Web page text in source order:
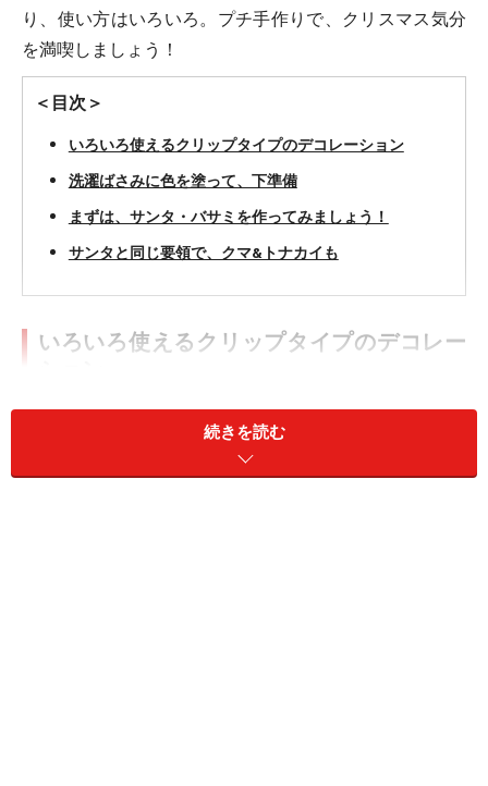
り、使い方はいろいろ。プチ手作りで、クリスマス気分
を満喫しましょう！
＜目次＞
いろいろ使えるクリップタイプのデコレーション
洗濯ばさみに色を塗って、下準備
まずは、サンタ・バサミを作ってみましょう！
サンタと同じ要領で、クマ&トナカイも
いろいろ使えるクリップタイプのデコレー
ナチュラルな木製の洗濯バサミは、手作り雑貨の素材にも
続きを読む